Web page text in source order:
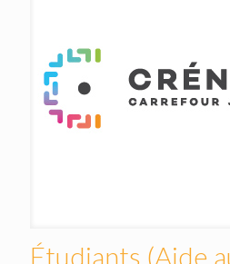
Étudiants (Aide